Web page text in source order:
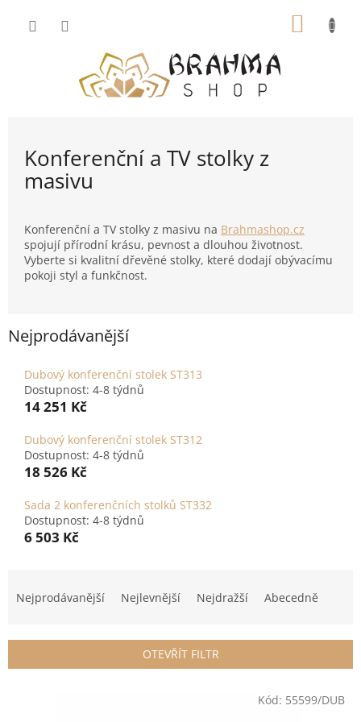
Konferenční a TV stolky z
masivu
Konferenční a TV stolky z masivu na Brahmashop.cz
spojují přírodní krásu, pevnost a dlouhou životnost.
Vyberte si kvalitní dřevěné stolky, které dodají obývacímu
pokoji styl a funkčnost.
Nejprodávanější
Dubový konferenční stolek ST313
Dostupnost: 4-8 týdnů
14 251 Kč
Dubový konferenční stolek ST312
Dostupnost: 4-8 týdnů
18 526 Kč
Sada 2 konferenčních stolků ST332
Dostupnost: 4-8 týdnů
6 503 Kč
í
Nejprodávanější Nejlevnější Nejdražší Abecedně
OTEVŘÍT FILTR
Kód: 55599/DUB